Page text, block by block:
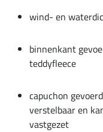
wind- en
binnenkant
teddyfleece
capuchon
verstelbaar en
vastgezet